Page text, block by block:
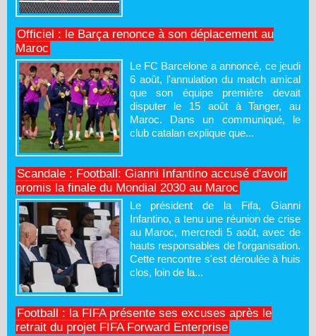
Officiel : le Barça renonce à son déplacement au
Maroc
Le FC Barcelone a annoncé, ce jeudi
6 août, l'annulation du match amical
que son équipe première devait
disputer le 15 août à Tanger, au
Maroc. Dans un communiqué, le
club catalan explique que...
Scandale : Football: Gianni Infantino accusé d'avoir
promis la finale du Mondial 2030 au Maroc
Le président de la Fifa, Gianni
Infantino, a tenu une réunion de crise
au Maroc, mercredi 5 août, avec de
hauts responsables de l'organisation.
Cette rencontre s'est déroulée à huis
clos, loin de la...
Football : la FIFA présente ses excuses après le
retrait du projet FIFA Forward Enterprise